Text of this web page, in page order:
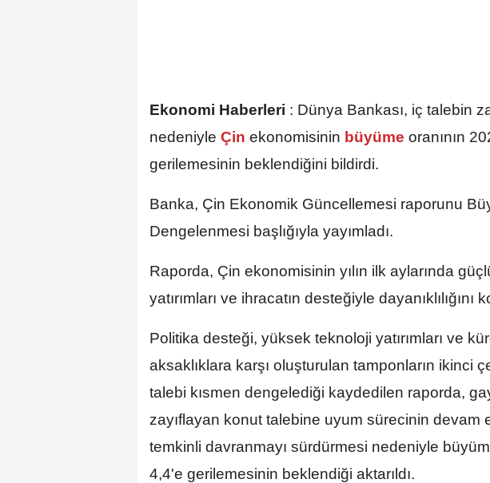
Ekonomi Haberleri : Dünya Bankası, iç talebin
nedeniyle Çin ekonomisinin büyüme oranının
gerilemesinin beklendiğini bildirdi.
Banka, Çin Ekonomik Güncellemesi raporunu
Dengelenmesi başlığıyla yayımladı.
Raporda, Çin ekonomisinin yılın ilk aylarında
yatırımları ve ihracatın desteğiyle dayanıklılığını
Politika desteği, yüksek teknoloji yatırımları ve
aksaklıklara karşı oluşturulan tamponların ikinci
talebi kısmen dengelediği kaydedilen raporda,
zayıflayan konut talebine uyum sürecinin devam
temkinli davranmayı sürdürmesi nedeniyle
4,4'e gerilemesinin beklendiği aktarıldı.